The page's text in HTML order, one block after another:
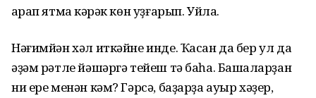
ҡарап ятмаҡ кәрәк көн уҙғарып. Уйла.
Нәғимйән хәл иткәйне инде. Ҡасан да бер ул да
әҙәм рәтле йәшәргә тейеш тә баһа. Башҡаларҙан
ни ере менән кәм? Гәрсә, баҙарҙа ауыр хәҙер,